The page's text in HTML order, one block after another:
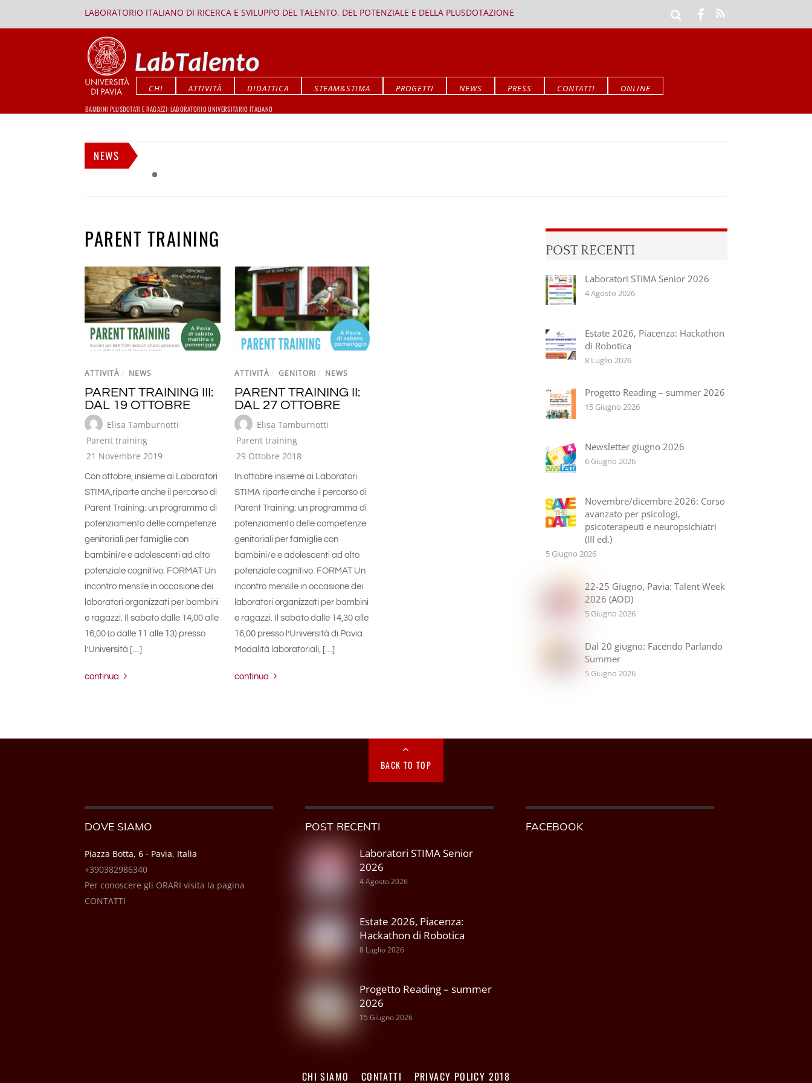
LABORATORIO ITALIANO DI RICERCA E SVILUPPO DEL TALENTO, DEL POTENZIALE E DELLA PLUSDOTAZIONE
BAMBINI PLUSDOTATI E RAGAZZI: LABORATORIO UNIVERSITARIO ITALIANO
CHI ATTIVITÀ DIDATTICA STEAM&STIMA PROGETTI NEWS PRESS CONTATTI ONLINE
NEWS
PARENT TRAINING
ATTIVITÀ / NEWS
PARENT TRAINING III:
DAL 19 OTTOBRE
Elisa Tamburnotti
Parent training
21 Novembre 2019
Con ottobre, insieme ai Laboratori
STIMA,riparte anche il percorso di
Parent Training: un programma di
potenziamento delle competenze
genitoriali per famiglie con
bambini/e e adolescenti ad alto
potenziale cognitivo. FORMAT Un
incontro mensile in occasione dei
laboratori organizzati per bambini
e ragazzi. Il sabato dalle 14,00 alle
16,00 (o dalle 11 alle 13) presso
l’Università […]
continua
ATTIVITÀ / GENITORI / NEWS
PARENT TRAINING II:
DAL 27 OTTOBRE
Elisa Tamburnotti
Parent training
29 Ottobre 2018
In ottobre insieme ai Laboratori
STIMA riparte anche il percorso di
Parent Training: un programma di
potenziamento delle competenze
genitoriali per famiglie con
bambini/e e adolescenti ad alto
potenziale cognitivo. FORMAT Un
incontro mensile in occasione dei
laboratori organizzati per bambini
e ragazzi. Il sabato dalle 14,30 alle
16,00 presso l’Università di Pavia.
Modalità laboratoriali, […]
continua
POST RECENTI
Laboratori STIMA Senior 2026
4 Agosto 2026
Estate 2026, Piacenza: Hackathon
di Robotica
8 Luglio 2026
Progetto Reading – summer 2026
15 Giugno 2026
Newsletter giugno 2026
6 Giugno 2026
Novembre/dicembre 2026: Corso
avanzato per psicologi,
psicoterapeuti e neuropsichiatri
(III ed.)
5 Giugno 2026
22-25 Giugno, Pavia: Talent Week
2026 (AOD)
5 Giugno 2026
Dal 20 giugno: Facendo Parlando
Summer
5 Giugno 2026
BACK TO TOP
DOVE SIAMO
Piazza Botta, 6 - Pavia, Italia
+390382986340
Per conoscere gli ORARI visita la pagina
CONTATTI
POST RECENTI
Laboratori STIMA Senior
2026
4 Agosto 2026
Estate 2026, Piacenza:
Hackathon di Robotica
8 Luglio 2026
Progetto Reading – summer
2026
15 Giugno 2026
FACEBOOK
CHI SIAMO CONTATTI PRIVACY POLICY 2018